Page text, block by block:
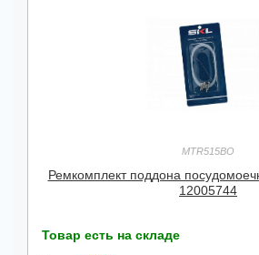
MTR515BO
Ремкомплект поддона
12005744
Товар есть на складе